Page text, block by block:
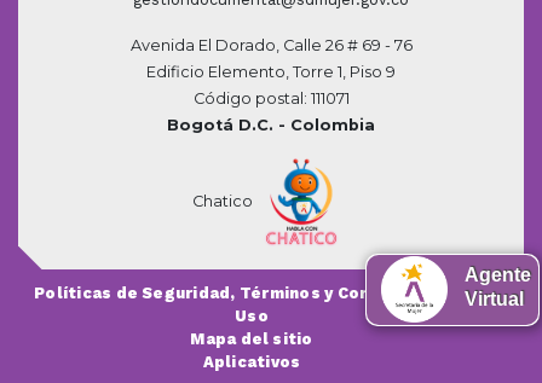
Avenida El Dorado, Calle 26 # 69 - 76
Edificio Elemento, Torre 1, Piso 9
Código postal: 111071
Bogotá D.C. - Colombia
Chatico
Políticas de Seguridad, Términos y Condiciones de
Uso
Mapa del sitio
Aplicativos
Agente
Virtual